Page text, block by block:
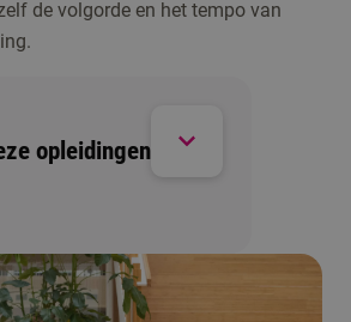
de volgorde en het tempo van
opleidingen